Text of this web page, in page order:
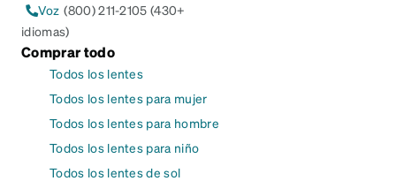
Voz (800) 211-2105 (430+
idiomas)
Comprar todo
Todos los lentes
Todos los lentes para mujer
Todos los lentes para hombre
Todos los lentes para niño
Todos los lentes de sol